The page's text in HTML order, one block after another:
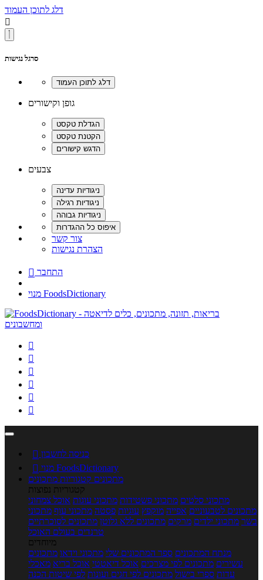
דלג לתוכן העמוד

סרגל נגישות
גופן וקישורים
צבעים
צור קשר
הצהרת נגישות
 התחבר
מנוי FoodsDictionary






 כניסה לחשבון

מנוי FoodsDictionary
מתכונים קטגוריות מתכונים
קטגוריות נפוצות
מתכוני סלטים מתכוני פשטידות מתכוני עוגות אוכל צמחוני
מתכונים לטבעוניים אפייה מוקפץ עוגיות פסטה מתכוני עוף מתכוני
בשר מתכוני ילדים מרקים מתכונים ללא גלוטן מתכונים לסוכרתיים
טרנדים בעולם האוכל
מיוחדים
מנתח המתכונים ספר המתכונים שלי מתכוני וידאו מתכונים
עשירים מתכונים לפי מצרכים אוכל דיאטטי אוכל בריא מאכלי
עדות ספרי בישול מתכונים לפי חגים ועונות לפי שיטות הכנה